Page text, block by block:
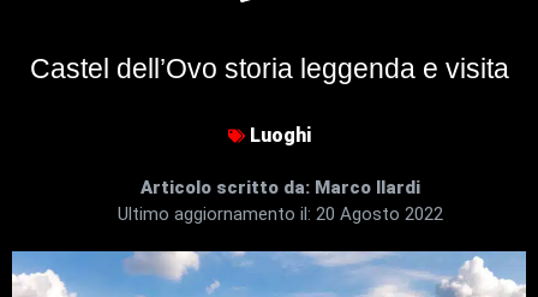
Castel dell’Ovo storia leggenda e visita
Luoghi
Articolo scritto da: Marco Ilardi
Ultimo aggiornamento il: 20 Agosto 2022